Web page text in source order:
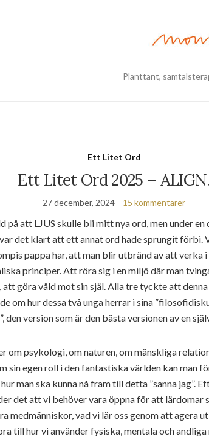
Planttant,
Ett Litet Ord
Ett Litet Ord 2025 –
27 december, 2024 15 kommentarer
på att LJUS skulle bli mitt nya ord, men under
det klart att ett annat ord hade sprungit förbi.
pappa har, att man blir utbränd av att verka
principer. Att röra sig i en miljö där man
att göra våld mot sin själ. Alla tre tyckte att
om hur dessa två unga herrar i sina
den version som är den bästa versionen av en
om psykologi, om naturen, om mänskliga
sin egen roll i den fantastiska världen kan man
man ska kunna nå fram till detta ”sanna jag”.
det att vi behöver vara öppna för att lärdomar
medmänniskor, vad vi lär oss genom att agera
till hur vi använder fysiska, mentala och andliga